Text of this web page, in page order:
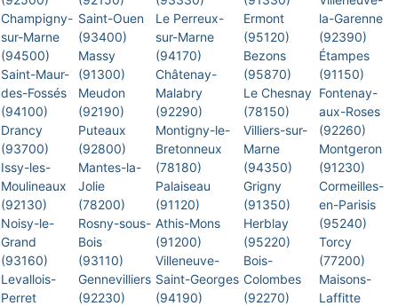
Champigny-
sur-Marne
(94500)
Saint-Maur-
des-Fossés
(94100)
Drancy
(93700)
Issy-les-
Moulineaux
(92130)
Noisy-le-
Grand
(93160)
Levallois-
Perret
Saint-Ouen
(93400)
Massy
(91300)
Meudon
(92190)
Puteaux
(92800)
Mantes-la-
Jolie
(78200)
Rosny-sous-
Bois
(93110)
Gennevilliers
(92230)
Le Perreux-
sur-Marne
(94170)
Châtenay-
Malabry
(92290)
Montigny-le-
Bretonneux
(78180)
Palaiseau
(91120)
Athis-Mons
(91200)
Villeneuve-
Saint-Georges
(94190)
Ermont
(95120)
Bezons
(95870)
Le Chesnay
(78150)
Villiers-sur-
Marne
(94350)
Grigny
(91350)
Herblay
(95220)
Bois-
Colombes
(92270)
la-Garenne
(92390)
Étampes
(91150)
Fontenay-
aux-Roses
(92260)
Montgeron
(91230)
Cormeilles-
en-Parisis
(95240)
Torcy
(77200)
Maisons-
Laffitte